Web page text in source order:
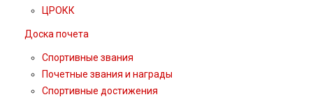
ЦРОКК
Доска почета
Спортивные звания
Почетные звания и награды
Спортивные достижения